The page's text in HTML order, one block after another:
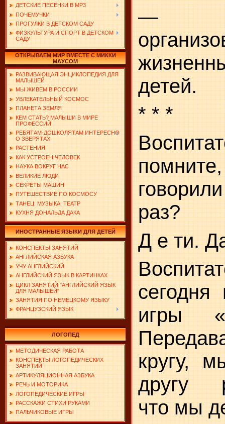
ДЕТСКИЕ ПЕСЕНКИ В MP3
ПОЧЕМУЧКИ
ПРОГУЛКИ В ДЕТСКОМ САДУ
ФИЗКУЛЬТУРА И СПОРТ В ДЕТСКОМ
САДУ
ОТКРЫВАЕМ МИР ВМЕСТЕ С МИККИ
МАУСОМ
РАЗВИВАЮЩАЯ ЭНЦИКЛОПЕДИЯ ДЛЯ
МАЛЫШЕЙ
МЫ ЖИВЕМ В РОССИИ
УВЛЕКАТЕЛЬНЫЙ КОСМОС
ПЛАНЕТА ЗЕМЛЯ
КЕМ СТАТЬ? МАЛЫШИ В МИРЕ
ПРОФЕССИЙ
РЕБЯТАМ-ДОШКОЛЯТАМ ИНТЕРЕСНО
О ЗВЕРЯТАХ
РАСТЕНИЯ
КАК УСТРОЕН ЧЕЛОВЕК
НАУКА ВОКРУГ НАС
ВЕЛИКИЕ ЛЮДИ
СЕКРЕТЫ МАШИН
ПУТЕШЕСТВИЕ ПО КОСМОСУ
ТАНЕЦ. МУЗЫКА. ТЕАТР
КУХНЯ ДОНАЛЬДА ДАКА
ИНОСТРАННЫЕ ЯЗЫКИ ДЛЯ ДЕТЕЙ
КОНСПЕКТЫ ЗАНЯТИЙ
АНГЛИЙСКАЯ АЗБУКА
УЧУ АНГЛИЙСКИЙ
АНГЛИЙСКИЙ ЯЗЫК В КАРТИНКАХ
ЦИКЛ ЗАНЯТИЙ "АНГЛИЙСКИЙ ЯЗЫК
ДЛЯ МАЛЫШЕЙ"
ЗАНЯТИЯ ПО НЕМЕЦКОМУ ЯЗЫКУ
ФРАНЦУЗСКИЙ ЯЗЫК
ЛОГОПЕД
МЕТОДИЧЕСКАЯ РАБОТА
КОНСПЕКТЫ ЛОГОПЕДИЧЕСКИХ
ЗАНЯТИЙ
АРТИКУЛЯЦИОННАЯ АЗБУКА
РЕЧЬ И МОТОРИКА
ЛОГОПЕДИЧЕСКИЕ ИГРЫ
РАССКАЖИ СТИХИ РУКАМИ
ПАЛЬЧИКОВЫЕ ИГРЫ
—
детей.
* * *
помните,
раз?
Д е ти.
игры
кругу,
другу
что мы